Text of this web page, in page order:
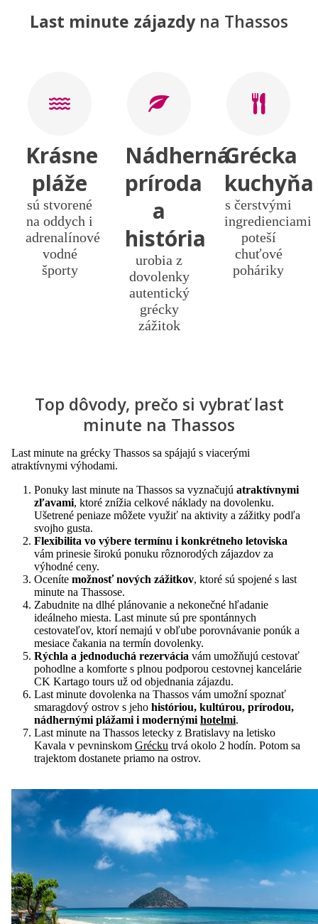
Last minute zájazdy na Thassos
Krásne
pláže
sú stvorené
na oddych i
adrenalínové
vodné
športy
Nádherná
príroda
a
história
urobia z
dovolenky
autentický
grécky
zážitok
Grécka
kuchyňa
s čerstvými
ingredienciami
poteší
chuťové
poháriky
Top dôvody, prečo si vybrať last
minute na Thassos
Last minute na grécky Thassos sa spájajú s viacerými
atraktívnymi výhodami.
Ponuky last minute na Thassos sa vyznačujú atraktívnymi
zľavami, ktoré znížia celkové náklady na dovolenku.
Ušetrené peniaze môžete využiť na aktivity a zážitky podľa
svojho gusta.
Flexibilita vo výbere termínu i konkrétneho letoviska
vám prinesie širokú ponuku rôznorodých zájazdov za
výhodné ceny.
Oceníte možnosť nových zážitkov, ktoré sú spojené s last
minute na Thassose.
Zabudnite na dlhé plánovanie a nekonečné hľadanie
ideálneho miesta. Last minute sú pre spontánnych
cestovateľov, ktorí nemajú v obľube porovnávanie ponúk a
mesiace čakania na termín dovolenky.
Rýchla a jednoduchá rezervácia vám umožňujú cestovať
pohodlne a komforte s plnou podporou cestovnej kancelárie
CK Kartago tours už od objednania zájazdu.
Last minute dovolenka na Thassos vám umožní spoznať
smaragdový ostrov s jeho históriou, kultúrou, prírodou,
nádhernými plážami i modernými hotelmi.
Last minute na Thassos letecky z Bratislavy na letisko
Kavala v pevninskom Grécku trvá okolo 2 hodín. Potom sa
trajektom dostanete priamo na ostrov.